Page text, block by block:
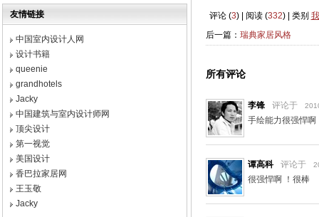
友情链接
中国室内设计人网
设计书籍
queenie
grandhotels
Jacky
中国建筑与室内设计师网
顶尖设计
第一视觉
美国设计
香巴拉家居网
王玉敬
Jacky
评论 (3) | 阅读 (332) | 类别
后一篇： 瑞典家居风格
所有评论
李锋 评论于
手绘能力很强悍啊
谭高科 评论于
很强悍啊 ！很棒